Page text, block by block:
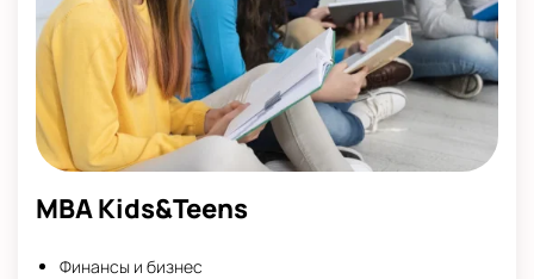
MBA Kids&Teens
Финансы и бизнес